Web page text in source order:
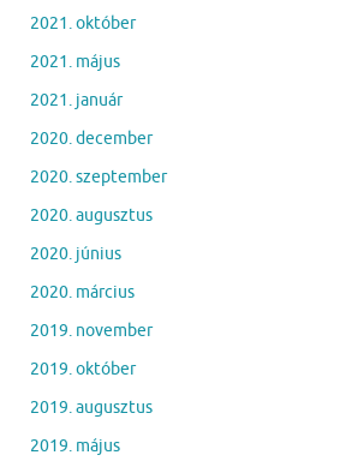
2021. október
2021. május
2021. január
2020. december
2020. szeptember
2020. augusztus
2020. június
2020. március
2019. november
2019. október
2019. augusztus
2019. május